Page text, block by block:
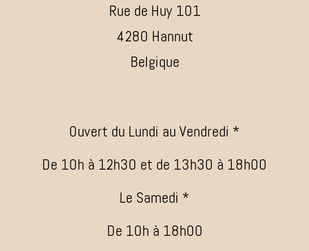
Rue de Huy 101
4280 Hannut
Belgique
Ouvert du Lundi au Vendredi *
De 10h à 12h30 et de 13h30 à 18h00
Le Samedi *
De 10h à 18h00